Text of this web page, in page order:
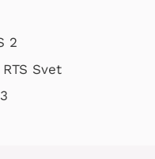
2
Svet